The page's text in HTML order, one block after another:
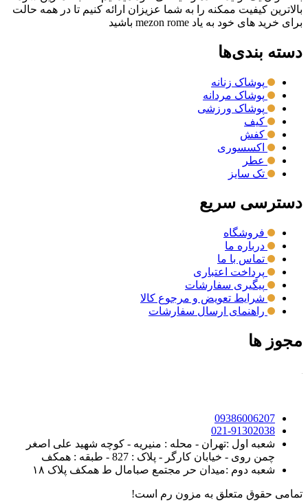
بالاترین کیفیت ممکنه را به شما عزیزان ارائه کنیم تا در همه حالت
برای خرید های خود به یاد mezon rome باشید
دسته بندی‌ها
پوشاک زنانه
پوشاک مردانه
پوشاک ورزشی
کیف
کفش
اکسسوری
عطر
تک سایز
دسترسی سریع
فروشگاه
درباره ما
تماس با ما
پرداخت اعتباری
پیگیری سفارشات
شرایط تعویض و مرجوع کالا
راهنمای ارسال سفارشات
مجوز ها
09386006207
021-91302038
شعبه اول :تهران - محله : منیریه - کوچه شهید علی اصغر
چمن روی - خیابان کارگر - پلاک : 827 - طبقه : همکف
شعبه دوم :میدان حر مجتمع صبامال ط همکف پلاک ۱۸
تمامی حقوق متعلق به مزون رم است!